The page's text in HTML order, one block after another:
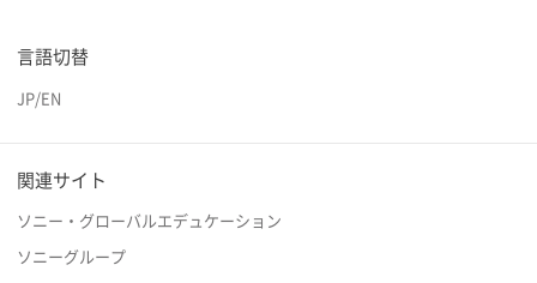
言語切替
JP/EN
関連サイト
ソニー・グローバルエデュケーション
ソニーグループ